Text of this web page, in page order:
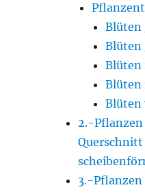
Blüten
Blüten
Blüten
Blüten
Blüten
2.-
3.-